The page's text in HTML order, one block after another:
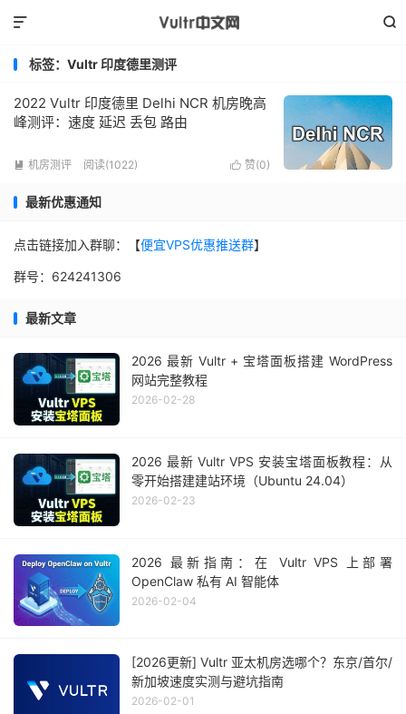


标签：Vultr 印度德里测评
2022 Vultr 印度德里 Delhi NCR 机房晚高
峰测评：速度 延迟 丢包 路由
 机房测评 阅读(1022)  赞(0)
最新优惠通知
点击链接加入群聊：【便宜VPS优惠推送群】
群号：624241306
最新文章
2026 最新 Vultr + 宝塔面板搭建 WordPress
网站完整教程
2026-02-28
2026 最新 Vultr VPS 安装宝塔面板教程：从
零开始搭建建站环境（Ubuntu 24.04）
2026-02-23
2026 最新指南：在 Vultr VPS 上部署
OpenClaw 私有 AI 智能体
2026-02-04
[2026更新] Vultr 亚太机房选哪个？东京/首尔/
新加坡速度实测与避坑指南
2026-02-01